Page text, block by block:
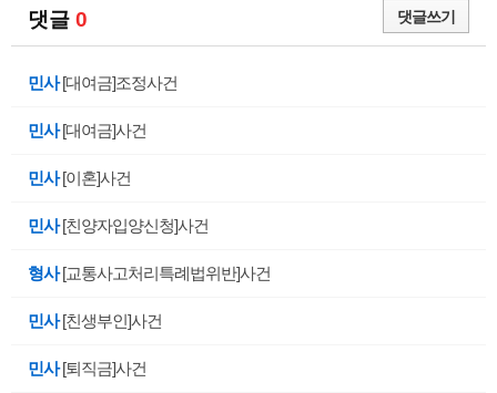
댓글 0 댓글쓰기
민사 [대여금]조정사건
민사 [대여금]사건
민사 [이혼]사건
민사 [친양자입양신청]사건
형사 [교통사고처리특례법위반]사건
민사 [친생부인]사건
민사 [퇴직금]사건